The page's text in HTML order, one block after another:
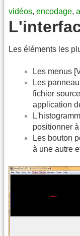
vidéos, encodage,
Les éléments les
Les menus
Les
fichier
application
positionner
Les bouton
à une autre